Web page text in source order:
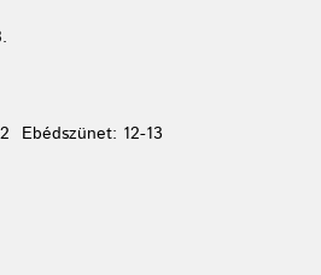
Ebédszünet: 12-13